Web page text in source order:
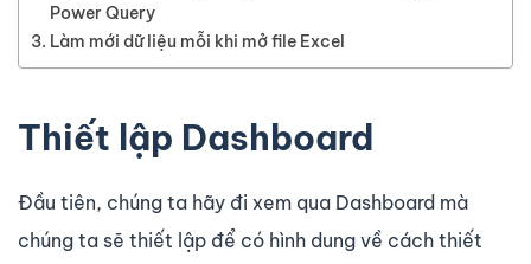
Power Query
Làm mới dữ liệu mỗi khi mở file Excel
Thiết lập Dashboard
Đầu tiên, chúng ta hãy đi xem qua Dashboard mà
chúng ta sẽ thiết lập để có hình dung về cách thiết